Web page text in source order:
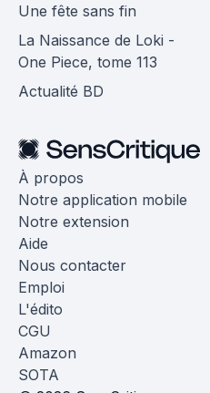
Une fête sans fin
La Naissance de Loki -
One Piece, tome 113
Actualité BD
À propos
Notre application mobile
Notre extension
Aide
Nous contacter
Emploi
L'édito
CGU
Amazon
SOTA